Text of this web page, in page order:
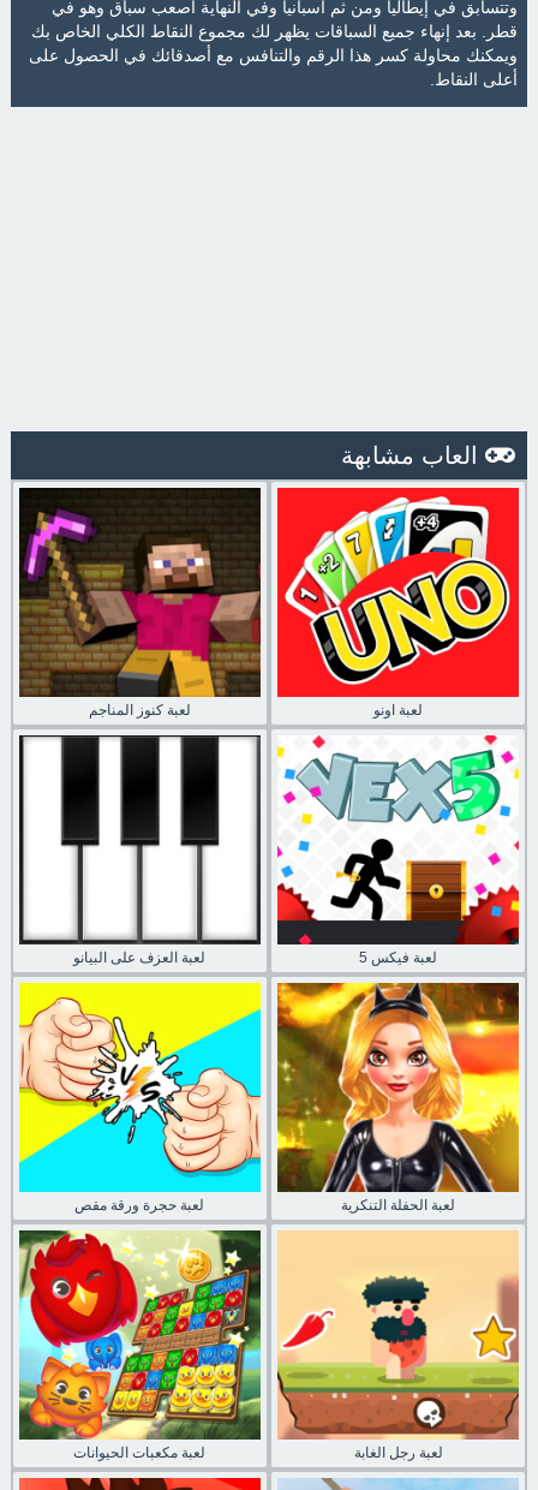
وتتسابق في إيطاليا ومن ثم أسبانيا وفي النهاية أصعب سباق وهو في
قطر. بعد إنهاء جميع السباقات يظهر لك مجموع النقاط الكلي الخاص بك
ويمكنك محاولة كسر هذا الرقم والتنافس مع أصدقائك في الحصول على
أعلى النقاط.
العاب مشابهة
لعبة كنوز المناجم لعبة اونو
لعبة العزف على البيانو لعبة فيكس 5
لعبة حجرة ورقة مقص لعبة الحفلة التنكرية
لعبة مكعبات الحيوانات لعبة رجل الغابة